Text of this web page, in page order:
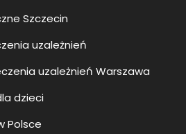
Szczecin
uzależnień
uzależnień Warszawa
dzieci
Polsce